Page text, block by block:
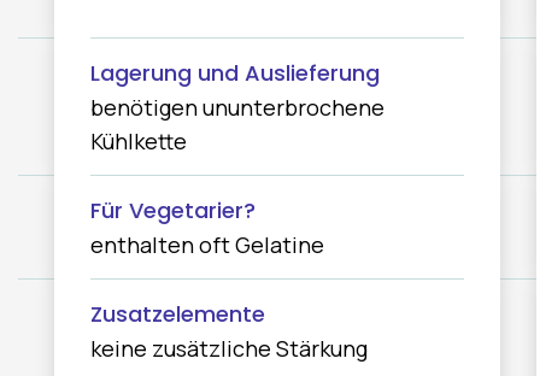
benötigen ununterbrochene
Kühlkette
enthalten oft Gelatine
keine zusätzliche Stärkung